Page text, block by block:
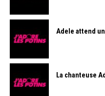
Adele attend
La chanteuse